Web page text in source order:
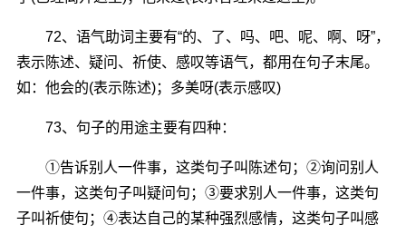
72、语气助词主要有“的、了、吗、吧、呢、啊、呀”，
表示陈述、疑问、祈使、感叹等语气，都用在句子末尾。
如：他会的(表示陈述)；多美呀(表示感叹)
73、句子的用途主要有四种：
①告诉别人一件事，这类句子叫陈述句；②询问别人
一件事，这类句子叫疑问句；③要求别人一件事，这类句
子叫祈使句；④表达自己的某种强烈感情，这类句子叫感